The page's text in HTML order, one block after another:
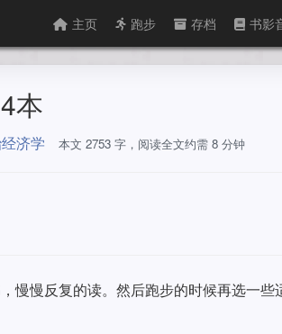
主页 跑步 存档 书影
本
济学 本文 2753 字，阅读全文约需 8 分钟
慢慢反复的读。然后跑步的时候再选一些